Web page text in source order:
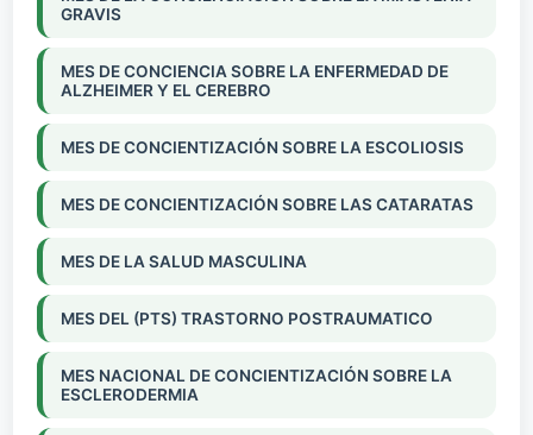
GRAVIS
MES DE CONCIENCIA SOBRE LA ENFERMEDAD DE
ALZHEIMER Y EL CEREBRO
MES DE CONCIENTIZACIÓN SOBRE LA ESCOLIOSIS
MES DE CONCIENTIZACIÓN SOBRE LAS CATARATAS
MES DE LA SALUD MASCULINA
MES DEL (PTS) TRASTORNO POSTRAUMATICO
MES NACIONAL DE CONCIENTIZACIÓN SOBRE LA
ESCLERODERMIA